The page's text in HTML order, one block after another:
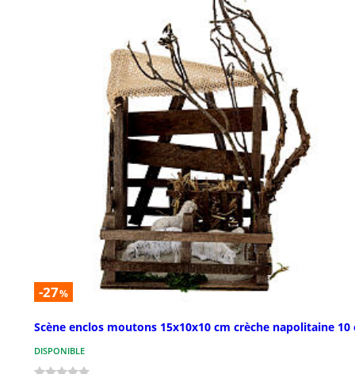
-27%
Scène enclos moutons 15x10x10 cm crèche napolitaine 10
DISPONIBLE